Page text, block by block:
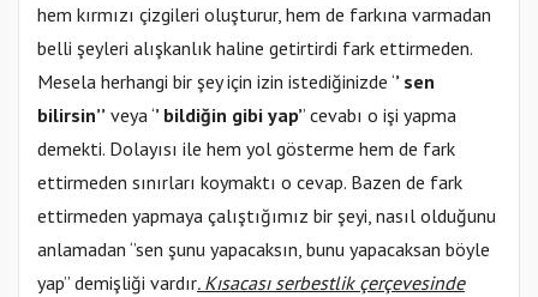
hem kırmızı çizgileri oluşturur, hem de farkına varmadan
belli şeyleri alışkanlık haline getirtirdi fark ettirmeden.
Mesela herhangi bir şey için izin istediğinizde ‘’ sen
bilirsin’’ veya ‘’ bildiğin gibi yap’’ cevabı o işi yapma
demekti. Dolayısı ile hem yol gösterme hem de fark
ettirmeden sınırları koymaktı o cevap. Bazen de fark
ettirmeden yapmaya çalıştığımız bir şeyi, nasıl olduğunu
anlamadan ‘’sen şunu yapacaksın, bunu yapacaksan böyle
yap’’ demişliği vardır. Kısacası serbestlik çerçevesinde